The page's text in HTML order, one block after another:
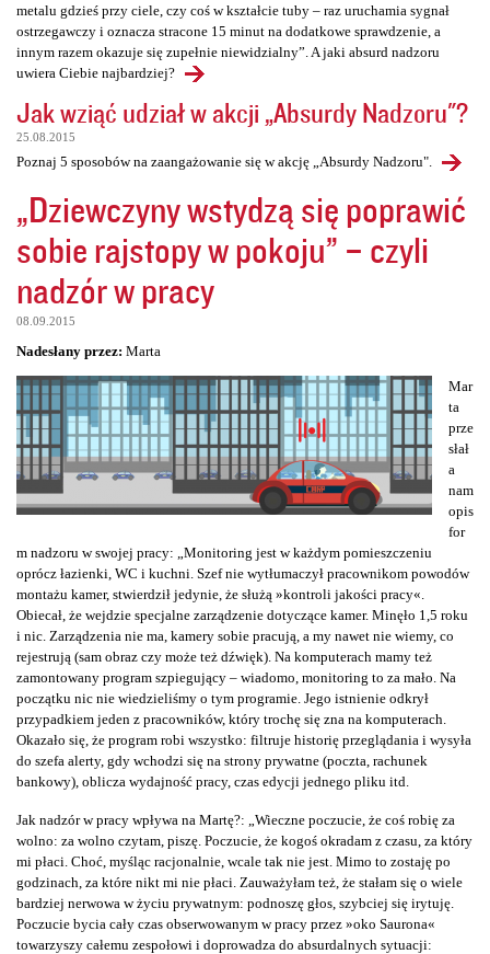
metalu gdzieś przy ciele, czy coś w kształcie tuby – raz uruchamia sygnał
ostrzegawczy i oznacza stracone 15 minut na dodatkowe sprawdzenie, a
innym razem okazuje się zupełnie niewidzialny”. A jaki absurd nadzoru
uwiera Ciebie najbardziej?
Jak wziąć udział w akcji „Absurdy Nadzoru"?
25.08.2015
Poznaj 5 sposobów na zaangażowanie się w akcję „Absurdy Nadzoru".
„Dziewczyny wstydzą się poprawić
sobie rajstopy w pokoju” – czyli
nadzór w pracy
08.09.2015
Nadesłany przez: Marta
Mar
ta
prze
słał
a
nam
opis
for
m nadzoru w swojej pracy: „Monitoring jest w każdym pomieszczeniu
oprócz łazienki, WC i kuchni. Szef nie wytłumaczył pracownikom powodów
montażu kamer, stwierdził jedynie, że służą »kontroli jakości pracy«.
Obiecał, że wejdzie specjalne zarządzenie dotyczące kamer. Minęło 1,5 roku
i nic. Zarządzenia nie ma, kamery sobie pracują, a my nawet nie wiemy, co
rejestrują (sam obraz czy może też dźwięk). Na komputerach mamy też
zamontowany program szpiegujący – wiadomo, monitoring to za mało. Na
początku nic nie wiedzieliśmy o tym programie. Jego istnienie odkrył
przypadkiem jeden z pracowników, który trochę się zna na komputerach.
Okazało się, że program robi wszystko: filtruje historię przeglądania i wysyła
do szefa alerty, gdy wchodzi się na strony prywatne (poczta, rachunek
bankowy), oblicza wydajność pracy, czas edycji jednego pliku itd.
Jak nadzór w pracy wpływa na Martę?: „Wieczne poczucie, że coś robię za
wolno: za wolno czytam, piszę. Poczucie, że kogoś okradam z czasu, za który
mi płaci. Choć, myśląc racjonalnie, wcale tak nie jest. Mimo to zostaję po
godzinach, za które nikt mi nie płaci. Zauważyłam też, że stałam się o wiele
bardziej nerwowa w życiu prywatnym: podnoszę głos, szybciej się irytuję.
Poczucie bycia cały czas obserwowanym w pracy przez »oko Saurona«
towarzyszy całemu zespołowi i doprowadza do absurdalnych sytuacji: